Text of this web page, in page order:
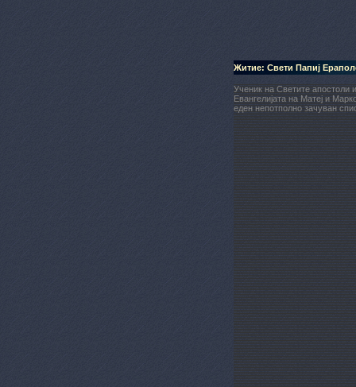
Житие: Свети Папиј
Ученик на Светите апостоли
Евангелијата на Матеј и
еден непотполно зачуван